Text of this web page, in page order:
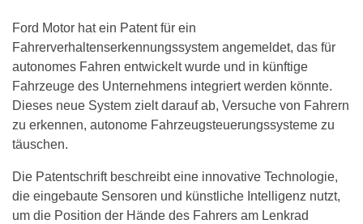
Ford Motor hat ein Patent für ein
Fahrerverhaltenserkennungssystem angemeldet, das für
autonomes Fahren entwickelt wurde und in künftige
Fahrzeuge des Unternehmens integriert werden könnte.
Dieses neue System zielt darauf ab, Versuche von Fahrern
zu erkennen, autonome Fahrzeugsteuerungssysteme zu
täuschen.
Die Patentschrift beschreibt eine innovative Technologie,
die eingebaute Sensoren und künstliche Intelligenz nutzt,
um die Position der Hände des Fahrers am Lenkrad